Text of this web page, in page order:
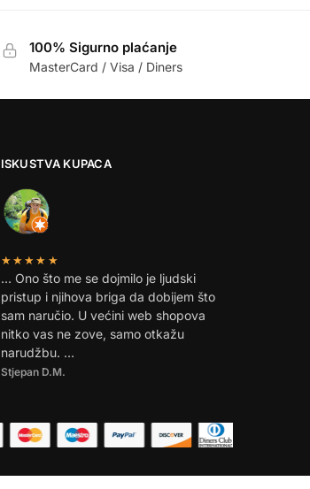
100% Sigurno plaćanje
MasterCard / Visa / Diners
ISKUSTVA KUPACA
★★★★★
… Ono što me se dojmilo je ljudski
pristup i njihova briga da dobijem što
sam naručio. U većini web shopova
nitko vas ne zove, samo otkažu
narudžbu. …
Stjepan D.M.